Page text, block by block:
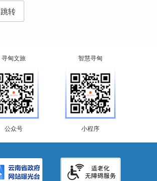
跳转
寻甸文旅
公众号
智慧寻甸
小程序